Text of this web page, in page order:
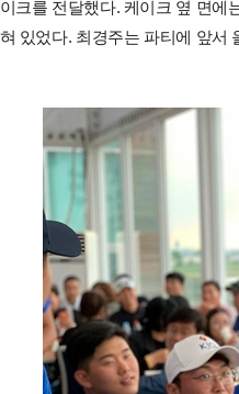
크를 전달했다. 케이크 옆 면에
있었다. 최경주는 파티에 앞서